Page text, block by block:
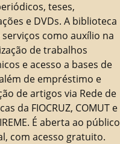
teses,
e DVDs. A biblioteca
como auxílio na
de trabalhos
e acesso a bases de
de empréstimo e
de artigos via Rede de
da FIOCRUZ, COMUT e
É aberta ao público
com acesso gratuito.